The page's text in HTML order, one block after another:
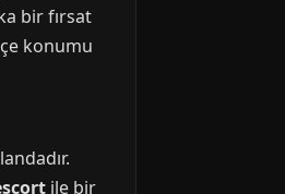
bir fırsat
konumu
ile bir